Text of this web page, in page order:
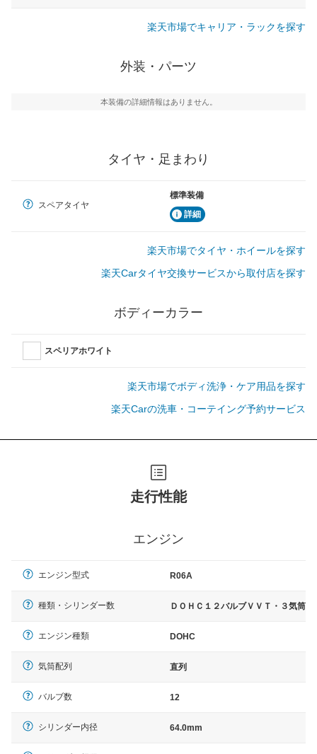
楽天市場でキャリア・ラックを探す
外装・パーツ
本装備の詳細情報はありません。
タイヤ・足まわり
スペアタイヤ
標準装備
詳細
楽天市場でタイヤ・ホイールを探す
楽天Carタイヤ交換サービスから取付店を探す
ボディーカラー
スペリアホワイト
楽天市場でボディ洗浄・ケア用品を探す
楽天Carの洗車・コーテイング予約サービス
走行性能
エンジン
エンジン型式 R06A
種類・シリンダー数 ＤＯＨＣ１２バルブＶＶＴ・３気筒
エンジン種類 DOHC
気筒配列 直列
バルブ数 12
シリンダー内径 64.0mm